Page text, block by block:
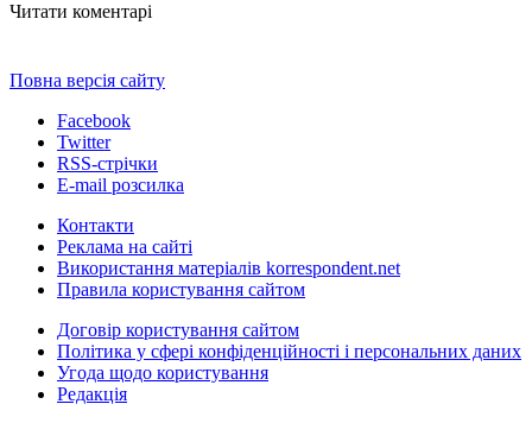
Читати коментарі
Повна версія сайту
Facebook
Twitter
RSS-стрічки
E-mail розсилка
Контакти
Реклама на сайті
Використання матеріалів korrespondent.net
Правила користування сайтом
Договір користування сайтом
Політика у сфері конфіденційності і персональних даних
Угода щодо користування
Редакція